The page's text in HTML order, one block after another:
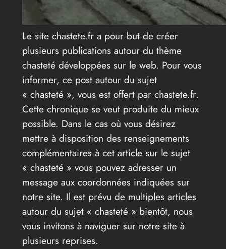
Le site chastete.fr a pour but de créer
plusieurs publications autour du thème
chasteté développées sur le web. Pour vous
informer, ce post autour du sujet
« chasteté », vous est offert par chastete.fr.
Cette chronique se veut produite du mieux
possible. Dans le cas où vous désirez
mettre à disposition des renseignements
complémentaires à cet article sur le sujet
« chasteté » vous pouvez adresser un
message aux coordonnées indiquées sur
notre site. Il est prévu de multiples articles
autour du sujet « chasteté » bientôt, nous
vous invitons à naviguer sur notre site à
plusieurs reprises.